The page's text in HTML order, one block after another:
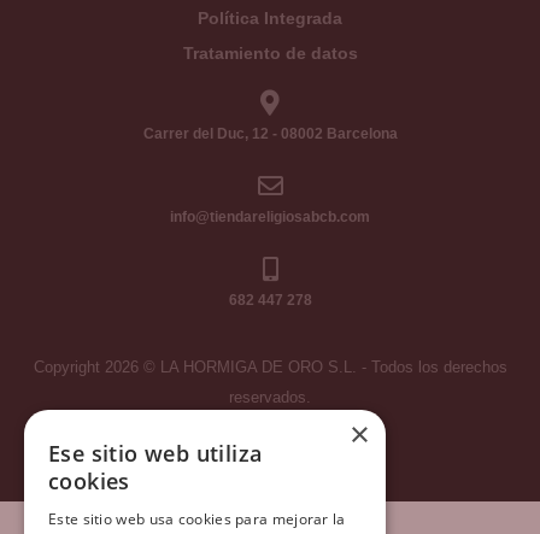
Política Integrada
Tratamiento de datos
Carrer del Duc, 12 - 08002 Barcelona
info@tiendareligiosabcb.com
682 447 278
Copyright 2026 © LA HORMIGA DE ORO S.L. - Todos los derechos
reservados.
×
Ese sitio web utiliza
cookies
Este sitio web usa cookies para mejorar la